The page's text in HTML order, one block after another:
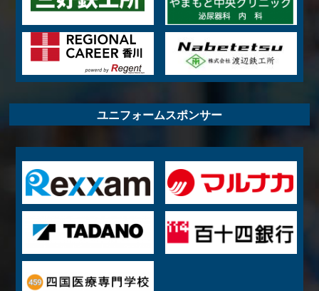
ユニフォームスポンサー